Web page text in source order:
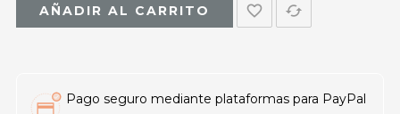
AÑADIR AL CARRITO favorite_border cached
Pago seguro mediante plataformas para PayPal